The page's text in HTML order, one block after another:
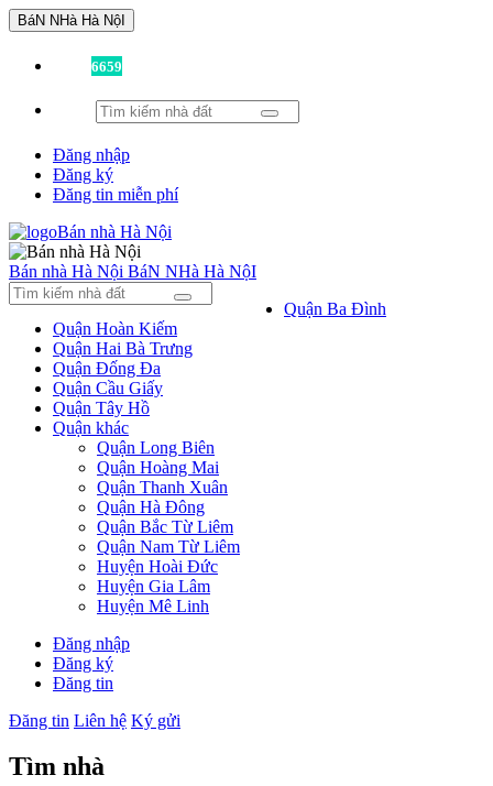
BáN NHà Hà NộI
6659
Đăng nhập
Đăng ký
Đăng tin miễn phí
Bán nhà Hà Nội BáN NHà Hà NộI
Quận Ba Đình
Quận Hoàn Kiếm
Quận Hai Bà Trưng
Quận Đống Đa
Quận Cầu Giấy
Quận Tây Hồ
Quận khác
Quận Long Biên
Quận Hoàng Mai
Quận Thanh Xuân
Quận Hà Đông
Quận Bắc Từ Liêm
Quận Nam Từ Liêm
Huyện Hoài Đức
Huyện Gia Lâm
Huyện Mê Linh
Đăng nhập
Đăng ký
Đăng tin
Đăng tin Liên hệ Ký gửi
Tìm nhà